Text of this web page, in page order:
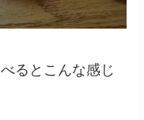
るとこんな感じ